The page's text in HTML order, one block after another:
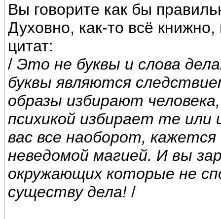
Вы говорите как бы
Духовно, как-то всё
цитат:
/ Это не буквы и слова
буквы являются
образы избирают
психикой избирает те или
вас все наоборот,
неведомой магией. И вы
окружающих которые не
существу дела! /